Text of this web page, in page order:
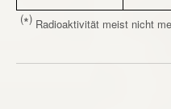
(*) Radioaktivität meist nicht